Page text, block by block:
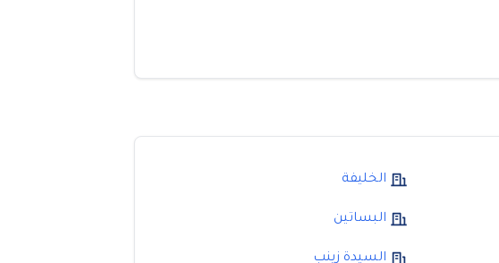
الخليفة
البساتين
السيدة زينب